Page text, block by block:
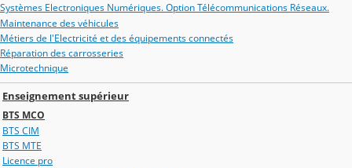
Systèmes Electroniques Numériques. Option Télécommunications Réseaux.
Maintenance des véhicules
Métiers de l'Electricité et des équipements connectés
Réparation des carrosseries
Microtechnique
Enseignement supérieur
BTS MCO
BTS CIM
BTS MTE
Licence pro